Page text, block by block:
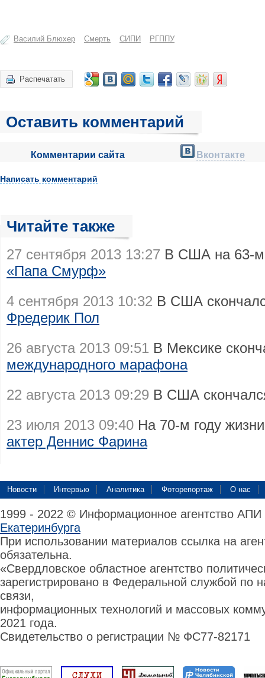
Василий Блюхер Смерть СИПИ РГППУ
Распечатать
Оставить комментарий
Комментарии сайта Вконтакте
Написать комментарий
Читайте также
27 сентября 2013 13:27 В США на 63-м
«Папа Смурф»
4 сентября 2013 10:32 В США
Фредерик Пол
26 августа 2013 09:51 В Мексике
международного марафона
22 августа 2013 09:29 В США
23 июля 2013 09:40 На 70-м году
актер Деннис Фарина
Новости Интервью Аналитика Фоторепортаж О нас
1999 - 2022 © Информационное агентство
Екатеринбурга
При использовании материалов ссылка на
обязательна.
«Свердловское областное агентство
зарегистрировано в Федеральной службой по
связи,
информационных технологий и массовых
2021 года.
Свидетельство о регистрации № ФС77-82171